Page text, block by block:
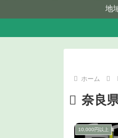
地
ホーム
奈良
10,000円以上